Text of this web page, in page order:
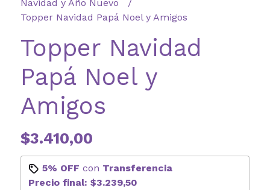
Navidad y Año Nuevo
Topper Navidad Papá Noel y Amigos
Topper Navidad
Papá Noel y
Amigos
$3.410,00
5% OFF con Transferencia
Precio final: $3.239,50